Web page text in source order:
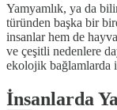
Yamyamlık, ya da
türünden başka bir
insanlar hem de
ve çeşitli nedenlere
ekolojik bağlamlarda
İnsanlarda